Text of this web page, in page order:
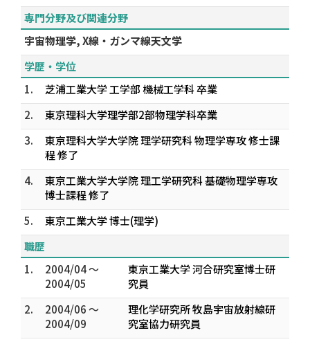
専門分野及び関連分野
宇宙物理学, X線・ガンマ線天文学
学歴・学位
1.
芝浦工業大学 工学部 機械工学科 卒業
2.
東京理科大学理学部2部物理学科卒業
3.
東京理科大学大学院 理学研究科 物理学専攻 修士課
程 修了
4.
東京工業大学大学院 理工学研究科 基礎物理学専攻
博士課程 修了
5.
東京工業大学 博士(理学)
職歴
1.
2004/04 ～
2004/05
東京工業大学 河合研究室博士研
究員
2.
2004/06 ～
2004/09
理化学研究所 牧島宇宙放射線研
究室協力研究員